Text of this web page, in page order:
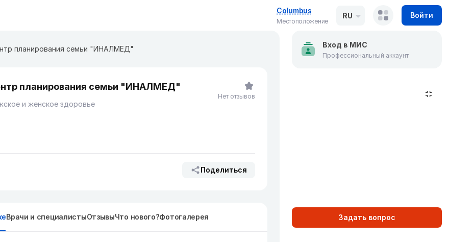
Columbus
Местоположение
RU Войти
планирования семьи "ИНАЛМЕД"
планирования семьи "ИНАЛМЕД"
и женское здоровье
Поделиться
Нет отзывов
Врачи и специалистыОтзывыЧто нового?Фотогалерея
Вход в МИС
Профессиональный аккаунт
Задать вопрос